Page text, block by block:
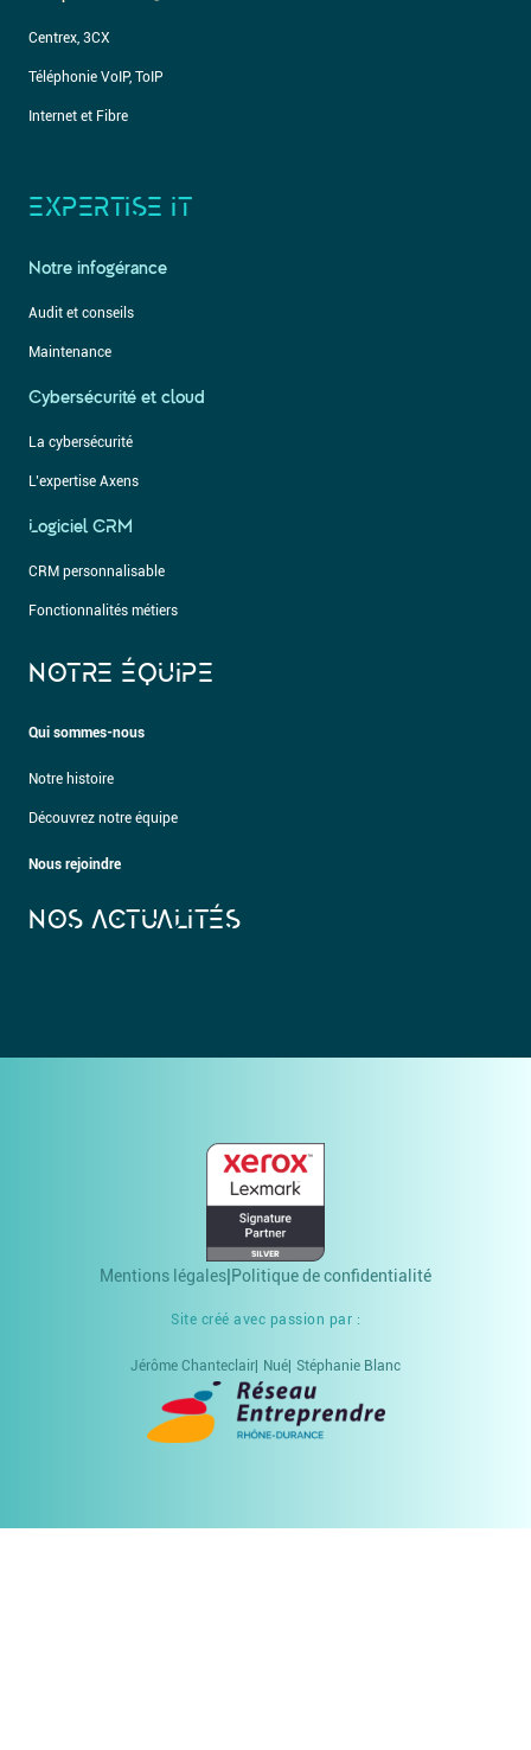
Centrex, 3CX
Téléphonie VoIP, ToIP
Internet et Fibre
EXPERTISE IT
Notre infogérance
Audit et conseils
Maintenance
Cybersécurité et cloud
La cybersécurité
L’expertise Axens
Logiciel CRM
CRM personnalisable
Fonctionnalités métiers
NOTRE ÉQUIPE
Qui sommes-nous
Notre histoire
Découvrez notre équipe
Nous rejoindre
NOS ACTUALITÉS
Mentions légales Politique de confidentialité
Site créé avec passion par :
Jérôme Chanteclair Nué Stéphanie Blanc